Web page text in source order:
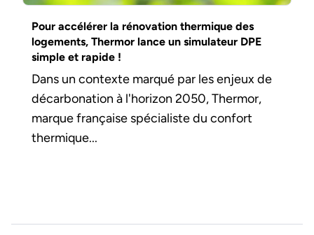
Pour accélérer la rénovation thermique des
logements, Thermor lance un simulateur DPE
simple et rapide !
Dans un contexte marqué par les enjeux de
décarbonation à l'horizon 2050, Thermor,
marque française spécialiste du confort
thermique...